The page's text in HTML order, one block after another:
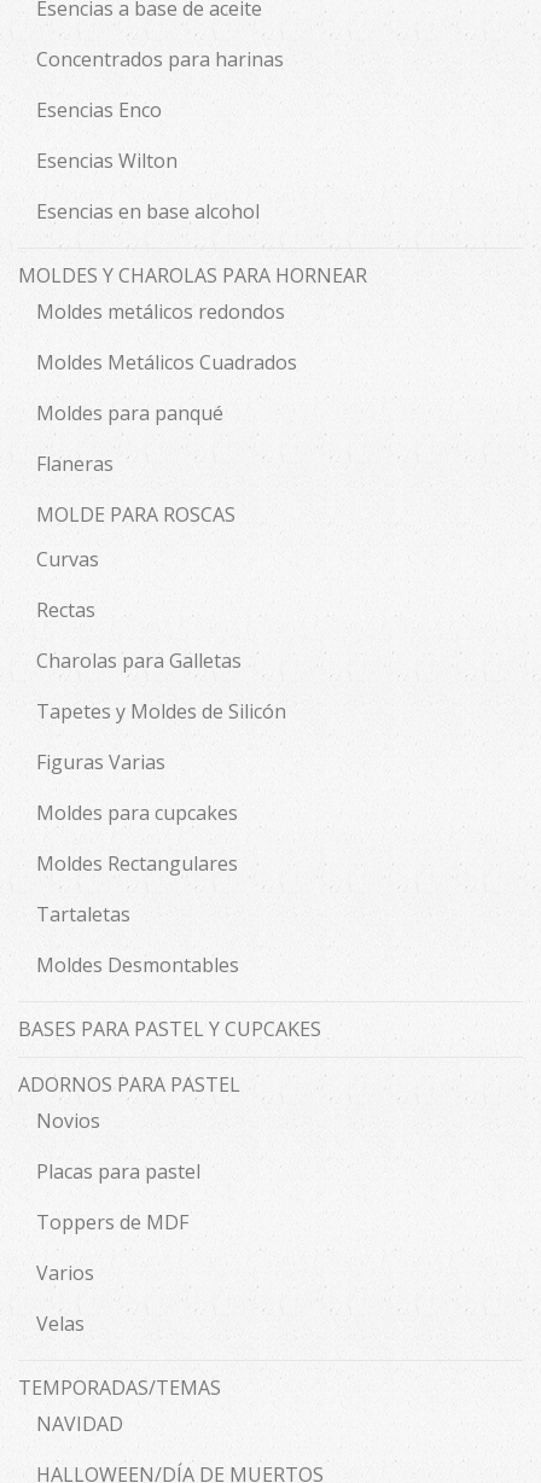
Esencias a base de aceite
Concentrados para harinas
Esencias Enco
Esencias Wilton
Esencias en base alcohol
MOLDES Y CHAROLAS PARA HORNEAR
Moldes metálicos redondos
Moldes Metálicos Cuadrados
Moldes para panqué
Flaneras
MOLDE PARA ROSCAS
Curvas
Rectas
Charolas para Galletas
Tapetes y Moldes de Silicón
Figuras Varias
Moldes para cupcakes
Moldes Rectangulares
Tartaletas
Moldes Desmontables
BASES PARA PASTEL Y CUPCAKES
ADORNOS PARA PASTEL
Novios
Placas para pastel
Toppers de MDF
Varios
Velas
TEMPORADAS/TEMAS
NAVIDAD
HALLOWEEN/DÍA DE MUERTOS